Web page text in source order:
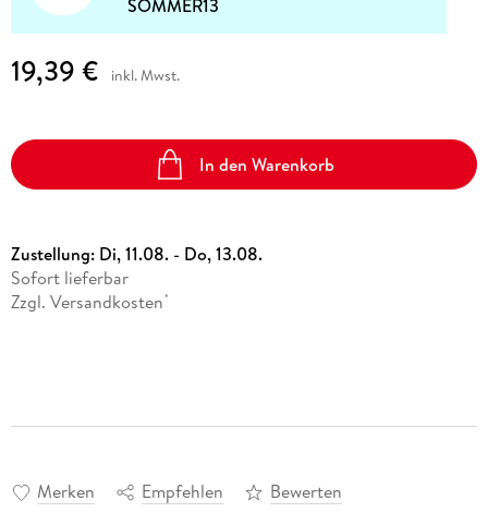
SOMMER13
19,39 € inkl. Mwst.
In den Warenkorb
Zustellung: Di, 11.08. - Do, 13.08.
Sofort lieferbar
Zzgl. Versandkosten *
Merken Empfehlen Bewerten